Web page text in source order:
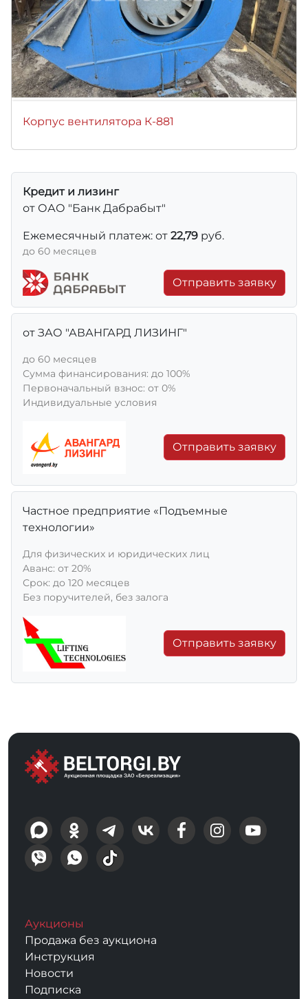
Корпус вентилятора К-881
Кредит и лизинг
от ОАО "Банк Дабрабыт"
Ежемесячный платеж: от 22,79 руб.
до 60 месяцев
Отправить заявку
от ЗАО "АВАНГАРД ЛИЗИНГ"
до 60 месяцев
Сумма финансирования: до 100%
Первоначальный взнос: от 0%
Индивидуальные условия
Отправить заявку
Частное предприятие «Подъемные
технологии»
Для физических и юридических лиц
Aванс: от 20%
Срок: до 120 месяцев
Без поручителей, без залога
Отправить заявку
Аукционы
Продажа без аукциона
Инструкция
Новости
Подписка